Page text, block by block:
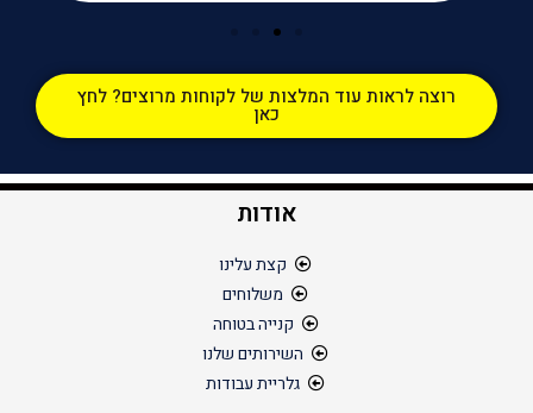
רוצה לראות עוד המלצות של לקוחות מרוצים? לחץ
כאן
אודות
קצת עלינו
משלוחים
קנייה בטוחה
השירותים שלנו
גלריית עבודות